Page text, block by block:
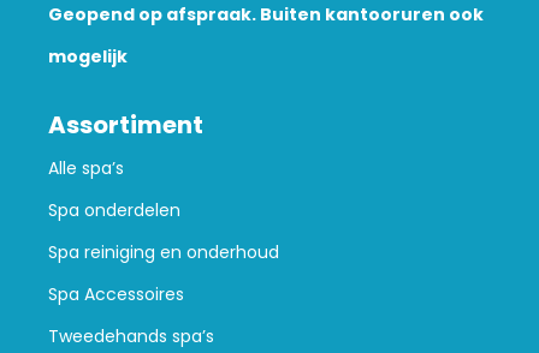
Geopend op afspraak. Buiten kantooruren ook
mogelijk
Assortiment
Alle spa’s
Spa onderdelen
Spa reiniging en onderhoud
Spa Accessoires
Tweedehands spa’s